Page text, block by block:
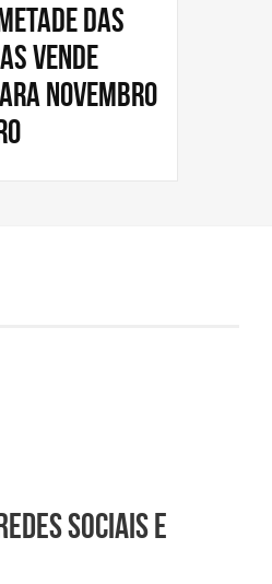
das
vende
novembro
sociais e